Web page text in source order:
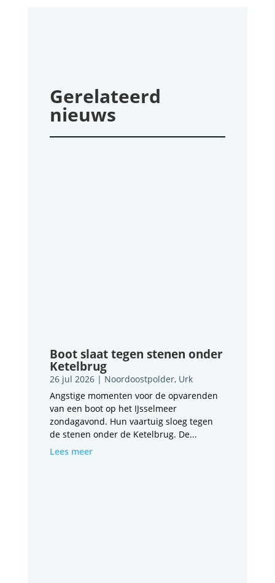
Gerelateerd
nieuws
Boot slaat tegen stenen onder
Ketelbrug
26 jul 2026| Noordoostpolder, Urk
Angstige momenten voor de opvarenden
van een boot op het IJsselmeer
zondagavond. Hun vaartuig sloeg tegen
de stenen onder de Ketelbrug. De...
Lees meer